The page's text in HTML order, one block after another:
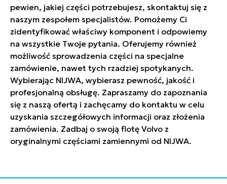
pewien, jakiej części potrzebujesz, skontaktuj się z
naszym zespołem specjalistów. Pomożemy Ci
zidentyfikować właściwy komponent i odpowiemy
na wszystkie Twoje pytania. Oferujemy również
możliwość sprowadzenia części na specjalne
zamówienie, nawet tych rzadziej spotykanych.
Wybierając NIJWA, wybierasz pewność, jakość i
profesjonalną obsługę. Zapraszamy do zapoznania
się z naszą ofertą i zachęcamy do kontaktu w celu
uzyskania szczegółowych informacji oraz złożenia
zamówienia. Zadbaj o swoją flotę Volvo z
oryginalnymi częściami zamiennymi od NIJWA.